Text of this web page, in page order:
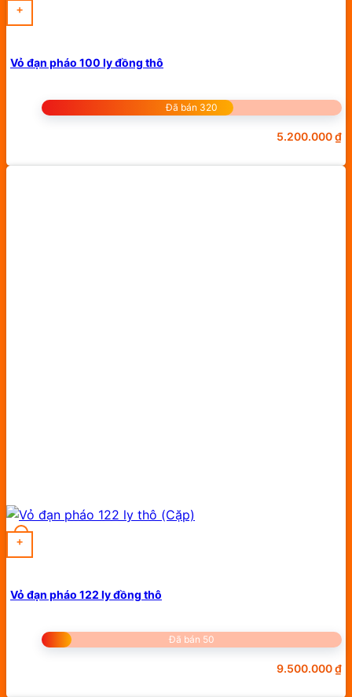
+
Vỏ đạn pháo 100 ly đồng thô
Đã bán 320
5.200.000₫
+
Vỏ đạn pháo 122 ly đồng thô
Đã bán 50
9.500.000₫